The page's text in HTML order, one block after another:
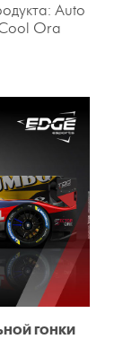
Auto
Ora
ГОНКИ